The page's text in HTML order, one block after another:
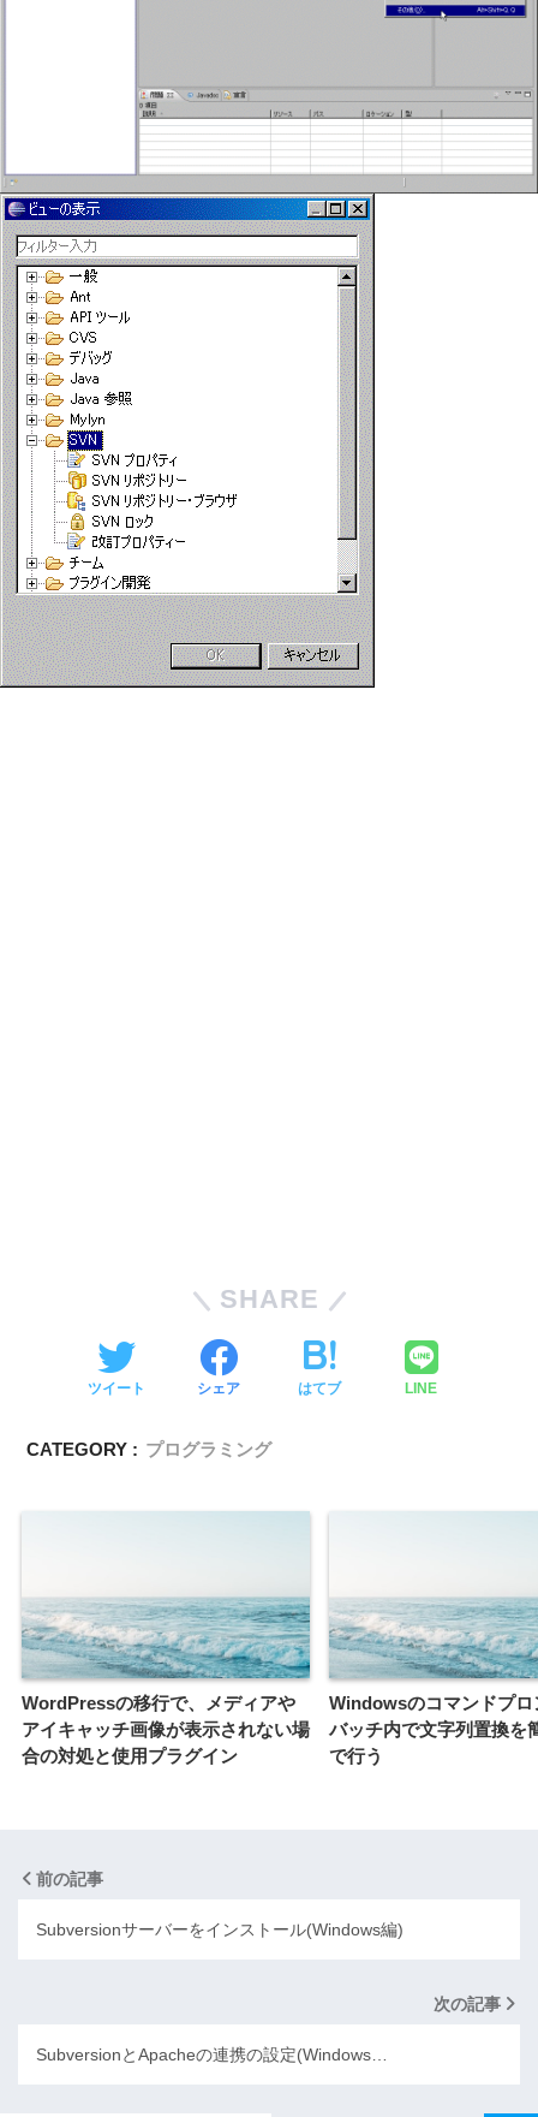
SHARE
ツイート シェア はてブ LINE
CATEGORY : プログラミング
WordPressの移行で、メディアや
アイキャッチ画像が表示されない場
合の対処と使用プラグイン
Windowsのコマンドプロ
バッチ内で文字列置換を
で行う
前の記事
Subversionサーバーをインストール(Windows編)
次の記事
SubversionとApacheの連携の設定(Windows…